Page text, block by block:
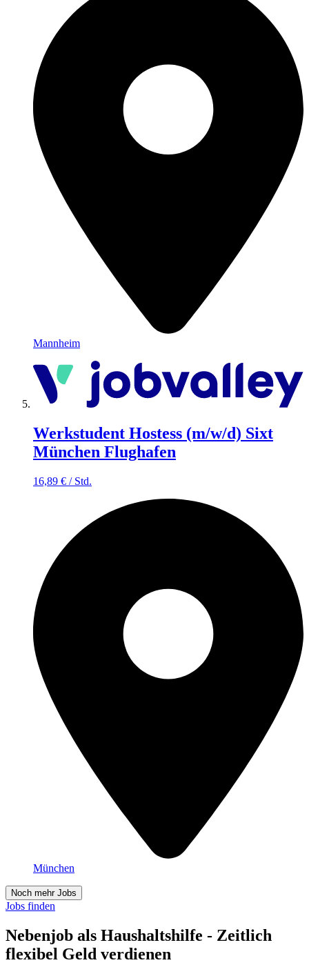
Mannheim
Werkstudent Hostess (m/w/d) Sixt
München Flughafen
16,89 € / Std.
München
Noch mehr Jobs
Jobs finden
Nebenjob als Haushaltshilfe - Zeitlich
flexibel Geld verdienen